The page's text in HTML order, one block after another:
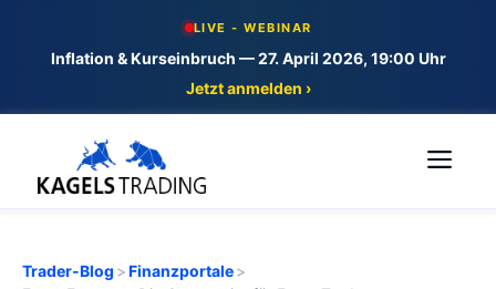
LIVE - WEBINAR
Inflation & Kurseinbruch — 27. April 2026, 19:00 Uhr
Jetzt anmelden ›
Trader-Blog >Finanzportale>